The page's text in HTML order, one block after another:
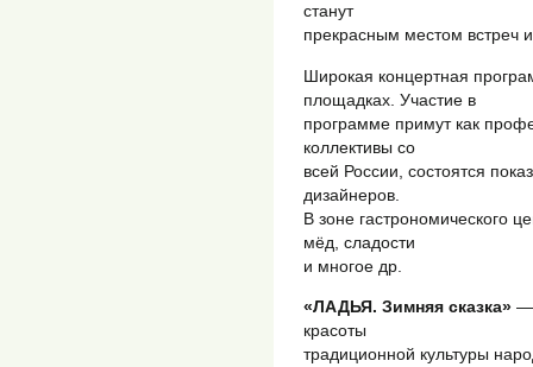
станут
прекрасным местом встреч
Широкая концертная
площадках. Участие в
программе примут как
коллективы со
всей России, состоятся
дизайнеров.
В зоне гастрономического
мёд, сладости
и многое др.
«ЛАДЬЯ. Зимняя сказка» —
красоты
традиционной культуры